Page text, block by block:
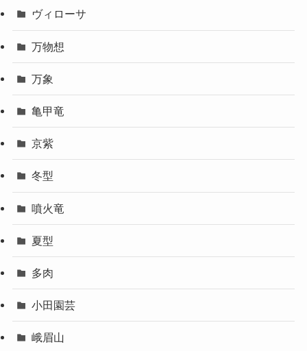
ヴィローサ
万物想
万象
亀甲竜
京紫
冬型
噴火竜
夏型
多肉
小田園芸
峨眉山